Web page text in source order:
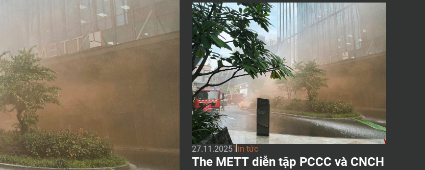
buổi sáng ấm áp dành trọn cho sự tri ân và kết nối cộ
ng đồng các khách thuê trong Tòa Nhà The METT. Tr
ong không gian thân mật của Noire, quý khách thuê đ
ã cùng […]
27.11.2025Tin tức
The METT diễn tập PCCC và CNCH